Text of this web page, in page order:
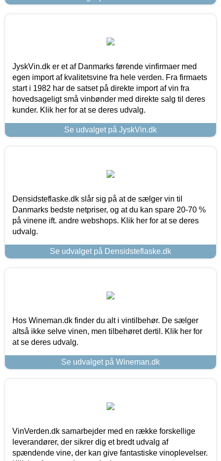
JyskVin.dk er et af Danmarks førende vinfirmaer med
egen import af kvalitetsvine fra hele verden. Fra firmaets
start i 1982 har de satset på direkte import af vin fra
hovedsageligt små vinbønder med direkte salg til deres
kunder. Klik her for at se deres udvalg.
Se udvalget på JyskVin.dk
Densidsteflaske.dk slår sig på at de sælger vin til
Danmarks bedste netpriser, og at du kan spare 20-70 %
på vinene ift. andre webshops. Klik her for at se deres
udvalg.
Se udvalget på Densidsteflaske.dk
Hos Wineman.dk finder du alt i vintilbehør. De sælger
altså ikke selve vinen, men tilbehøret dertil. Klik her for
at se deres udvalg.
Se udvalget på Wineman.dk
VinVerden.dk samarbejder med en række forskellige
leverandører, der sikrer dig et bredt udvalg af
spændende vine, der kan give fantastiske vinoplevelser.